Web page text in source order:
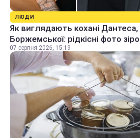
ЛЮДИ
Як виглядають кохані Дантеса,
Боржемської: рідкісні фото
07 серпня 2026, 15:19